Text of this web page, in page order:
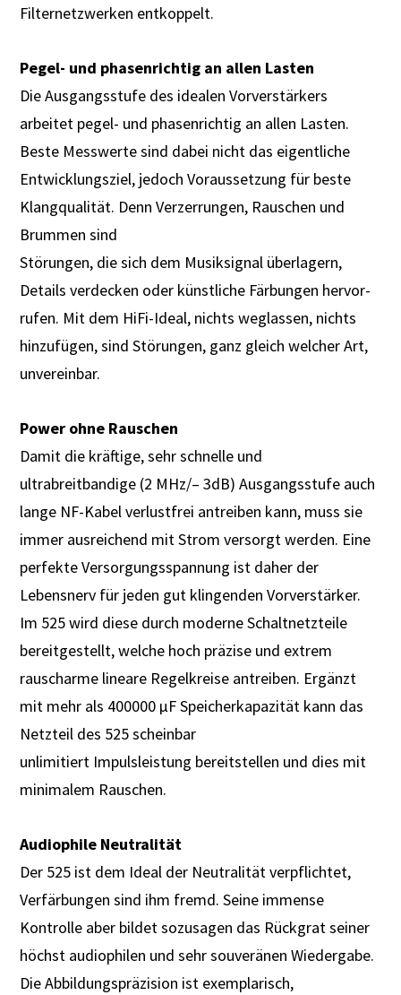
Filternetzwerken entkoppelt.
Pegel- und phasenrichtig an allen Lasten
Die Ausgangsstufe des idealen Vorverstärkers
arbeitet pegel- und phasenrichtig an allen Lasten.
Beste Messwerte sind dabei nicht das eigentliche
Entwicklungsziel, jedoch Voraussetzung für beste
Klangqualität. Denn Verzerrungen, Rauschen und
Brummen sind
Störungen, die sich dem Musiksignal überlagern,
Details verdecken oder künstliche Färbungen hervor­
rufen. Mit dem HiFi-Ideal, nichts weglassen, nichts
hinzufügen, sind Störungen, ganz gleich welcher Art,
unvereinbar.
Power ohne Rauschen
Damit die kräftige, sehr schnelle und
ultrabreitbandige (2 MHz/– 3dB) Ausgangsstufe auch
lange NF-Kabel verlustfrei antreiben kann, muss sie
immer ausreichend mit Strom versorgt werden. Eine
perfekte Versorgungsspannung ist daher der
Lebensnerv für jeden gut klingenden Vorverstärker.
Im 525 wird diese durch moderne Schaltnetzteile
bereitgestellt, welche hoch präzise und extrem
rauscharme lineare Regelkreise antreiben. Ergänzt
mit mehr als 400000 µF Speicher­kapazität kann das
Netzteil des 525 scheinbar
unlimitiert Impulsleistung bereitstellen und dies mit
mini­malem Rauschen.
Audiophile Neutralität
Der 525 ist dem Ideal der Neutralität verpflichtet,
Verfärbungen sind ihm fremd. Seine immense
Kontrolle aber bildet sozusagen das Rückgrat seiner
höchst audiophilen und sehr souveränen Wiedergabe.
Die Abbildungspräzision ist exemplarisch,